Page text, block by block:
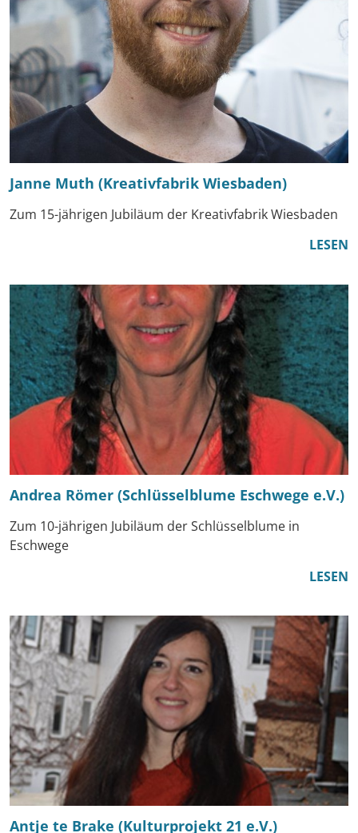
Janne Muth (Kreativfabrik Wiesbaden)
Zum 15-jährigen Jubiläum der Kreativfabrik Wiesbaden
LESEN
Andrea Römer (Schlüsselblume Eschwege e.V.)
Zum 10-jährigen Jubiläum der Schlüsselblume in
Eschwege
LESEN
Antje te Brake (Kulturprojekt 21 e.V.)